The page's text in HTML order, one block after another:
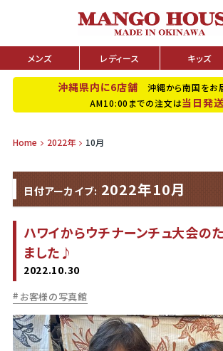
メンズ レディース キッズ
沖縄県内に6店舗 沖縄から南国をお
AM10:00までの注文は当日発
Home 2022年 10月
日付アーカイブ: 2022年10月
ハワイからウチナーンチュ大会の
ました♪
2022.10.30
お客様の写真館